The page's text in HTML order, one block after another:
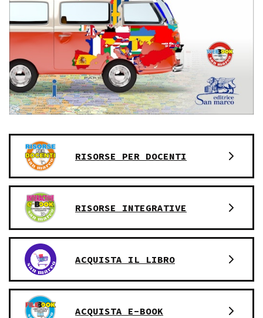
RISORSE PER DOCENTI
RISORSE INTEGRATIVE
ACQUISTA IL LIBRO
ACQUISTA E-BOOK